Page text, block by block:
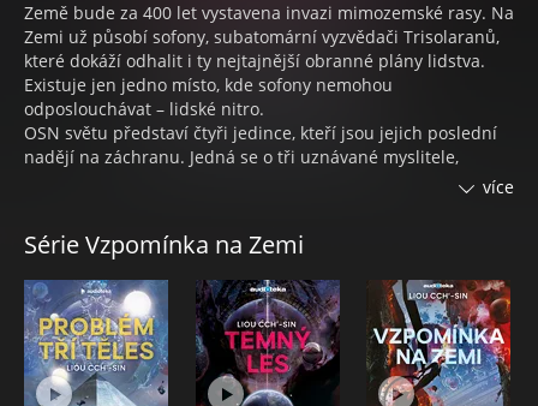
Země bude za 400 let vystavena invazi mimozemské rasy. Na
Zemi už působí sofony, subatomární vyzvědači Trisolaranů,
které dokáží odhalit i ty nejtajnější obranné plány lidstva.
Existuje jen jedno místo, kde sofony nemohou
odposlouchávat – lidské nitro.
OSN světu představí čtyři jedince, kteří jsou jejich poslední
nadějí na záchranu. Jedná se o tři uznávané myslitele,
vojevůdce a stratégy a jednoho obyčejného, průměrného
je zrovna on jediným člověkem, kterého se Trisolarané bojí.
„Země je temný les, kde každá civilizace je ozbrojený lovec
procházející mezi stromy jako duch.”
LIOU CCH'-SIN:
Tento čínský spisovatel obdržel hned devětkrát
více
Série Vzpomínka na Zemi